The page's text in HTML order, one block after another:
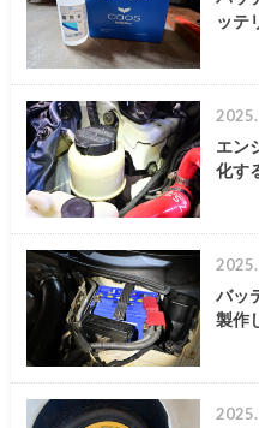
ッテ
エン
化す
バッ
製作